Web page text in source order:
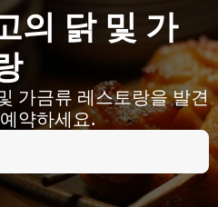
의 닭 및 가
가금류 레스토랑을 발견
약하세요.